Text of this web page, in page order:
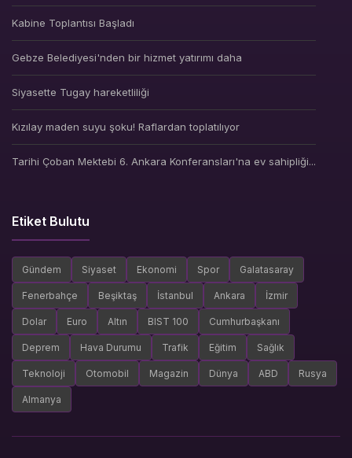
Kabine Toplantısı Başladı
Gebze Belediyesi'nden bir hizmet yatırımı daha
Siyasette Tugay hareketliliği
Kızılay maden suyu şoku! Raflardan toplatılıyor
Tarihi Çoban Mektebi 6. Ankara Konferansları'na ev sahipliği...
Etiket Bulutu
Gündem Siyaset Ekonomi Spor Galatasaray
Fenerbahçe Beşiktaş İstanbul Ankara İzmir
Dolar Euro Altın BIST 100 Cumhurbaşkanı
Deprem Hava Durumu Trafik Eğitim Sağlık
Teknoloji Otomobil Magazin Dünya ABD Rusya
Almanya